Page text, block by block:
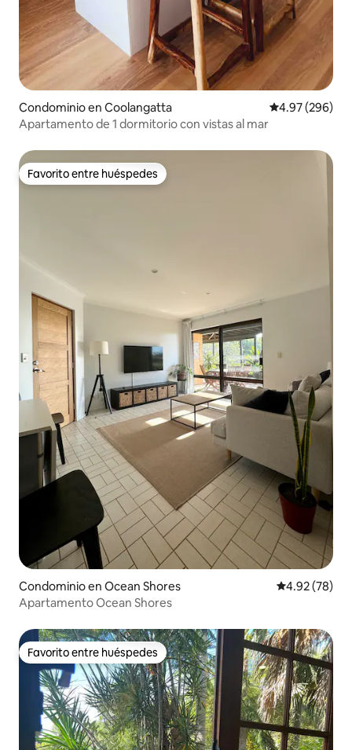
Condominio en Coolangatta Calificación
4.97 (296)
Apartamento de 1 dormitorio con vistas al mar
Favorito entre huéspedes
Favorito entre huéspedes
Condominio en Ocean Shores Calificación
4.92 (78)
Apartamento Ocean Shores
Favorito entre huéspedes
Favorito entre huéspedes